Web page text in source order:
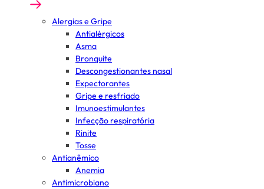
Alergias e Gripe
Antialérgicos
Asma
Bronquite
Descongestionantes nasal
Expectorantes
Gripe e resfriado
Imunoestimulantes
Infecção respiratória
Rinite
Tosse
Antianêmico
Anemia
Antimicrobiano